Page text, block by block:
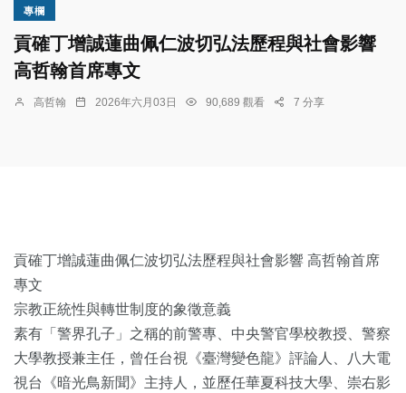
專欄
貢確丁增誠蓮曲佩仁波切弘法歷程與社會影響
高哲翰首席專文
高哲翰 2026年六月03日 90,689 觀看 7 分享
貢確丁增誠蓮曲佩仁波切弘法歷程與社會影響 高哲翰首席
專文
宗教正統性與轉世制度的象徵意義
素有「警界孔子」之稱的前警專、中央警官學校教授、警察
大學教授兼主任，曾任台視《臺灣變色龍》評論人、八大電
視台《暗光鳥新聞》主持人，並歷任華夏科技大學、崇右影